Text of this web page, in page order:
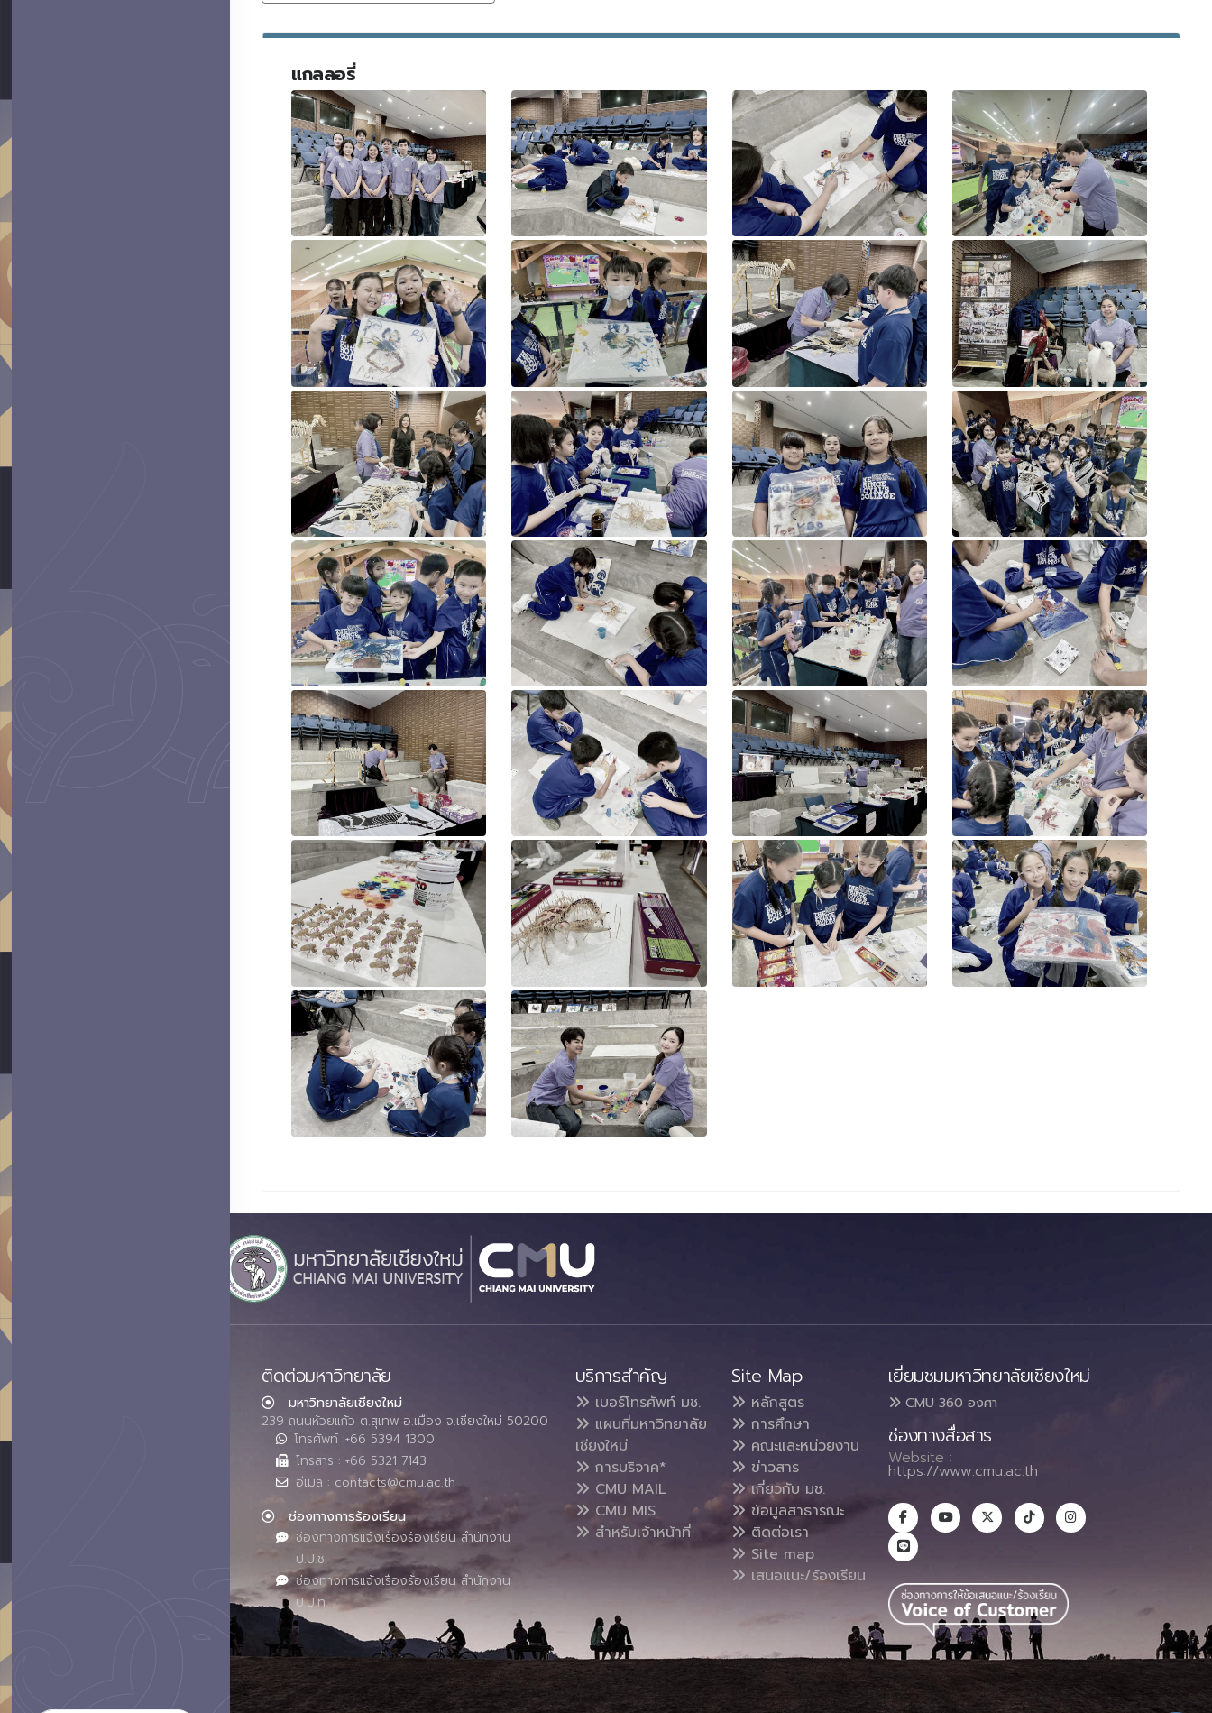
แกลลอรี่
ติดต่อมหาวิทยาลัย
มหาวิทยาลัยเชียงใหม่
239 ถนนห้วยแก้ว ต.สุเทพ อ.เมือง จ.เชียงใหม่ 50200
โทรศัพท์ :+66 5394 1300
โทรสาร : +66 5321 7143
อีเมล : contacts@cmu.ac.th
ช่องทางการร้องเรียน
ช่องทางการแจ้งเรื่องร้องเรียน สำนักงาน
ป.ป.ช.
ช่องทางการแจ้งเรื่องร้องเรียน สำนักงาน
ป.ป.ท.
บริการสำคัญ
เบอร์โทรศัพท์ มช.
แผนที่มหาวิทยาลัย
เชียงใหม่
การบริจาค*
CMU MAIL
CMU MIS
สำหรับเจ้าหน้าที่
Site Map
หลักสูตร
การศึกษา
คณะและหน่วยงาน
ข่าวสาร
เกี่ยวกับ มช.
ข้อมูลสาธารณะ
ติดต่อเรา
Site map
เสนอแนะ/ร้องเรียน
เยี่ยมชมมหาวิทยาลัยเชียงใหม่
CMU 360 องศา
ช่องทางสื่อสาร
Website :
https://www.cmu.ac.th